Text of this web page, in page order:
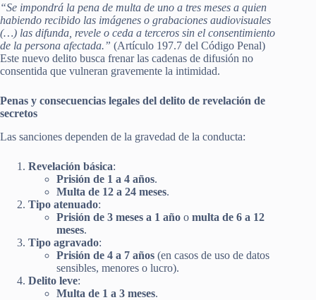
“Se impondrá la pena de multa de uno a tres meses a quien
habiendo recibido las imágenes o grabaciones audiovisuales
(…) las difunda, revele o ceda a terceros sin el consentimiento
de la persona afectada.” (Artículo 197.7 del Código Penal)
Este nuevo delito busca frenar las cadenas de difusión no
consentida que vulneran gravemente la intimidad.
Penas y consecuencias legales del delito de revelación de
secretos
Las sanciones dependen de la gravedad de la conducta:
Revelación básica:
Prisión de 1 a 4 años.
Multa de 12 a 24 meses.
Tipo atenuado:
Prisión de 3 meses a 1 año o multa de 6 a 12
meses.
Tipo agravado:
Prisión de 4 a 7 años (en casos de uso de datos
sensibles, menores o lucro).
Delito leve:
Multa de 1 a 3 meses.